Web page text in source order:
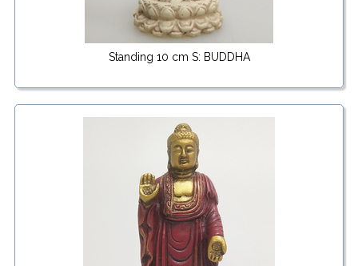
Standing 10 cm S: BUDDHA